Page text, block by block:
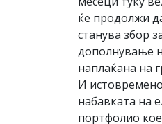
ќе продолжи
станува збор
дополнување
наплаќана на
И
набавката на
портфолио